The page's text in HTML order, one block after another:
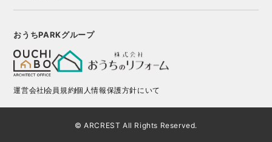
おうちPARKグループ
運営会社会員規約個人情報保護方針にいて
© ARCREST All Rights Reserved.